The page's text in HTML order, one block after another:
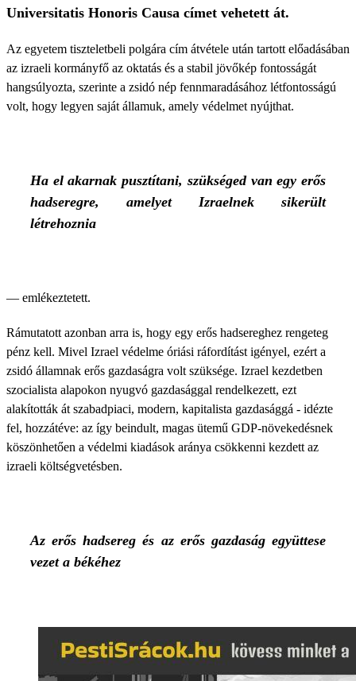
Universitatis Honoris Causa címet vehetett át.
Az egyetem tiszteletbeli polgára cím átvétele után tartott előadásában
az izraeli kormányfő az oktatás és a stabil jövőkép fontosságát
hangsúlyozta, szerinte a zsidó nép fennmaradásához létfontosságú
volt, hogy legyen saját államuk, amely védelmet nyújthat.
Ha el akarnak pusztítani, szükséged van egy erős
hadseregre, amelyet Izraelnek sikerült
létrehoznia
— emlékeztetett.
Rámutatott azonban arra is, hogy egy erős hadsereghez rengeteg
pénz kell. Mivel Izrael védelme óriási ráfordítást igényel, ezért a
zsidó államnak erős gazdaságra volt szüksége. Izrael kezdetben
szocialista alapokon nyugvó gazdasággal rendelkezett, ezt
alakították át szabadpiaci, modern, kapitalista gazdasággá - idézte
fel, hozzátéve: az így beindult, magas ütemű GDP-növekedésnek
köszönhetően a védelmi kiadások aránya csökkenni kezdett az
izraeli költségvetésben.
Az erős hadsereg és az erős gazdaság együttese
vezet a békéhez